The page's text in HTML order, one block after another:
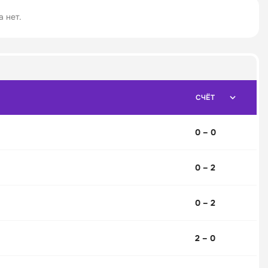
нет.
СЧЁТ
0 – 0
0 – 2
0 – 2
2 – 0